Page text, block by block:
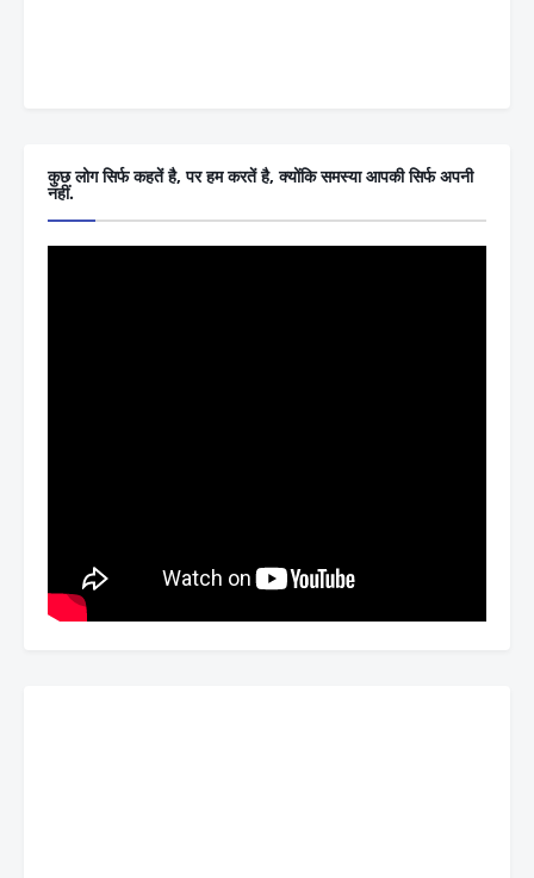
कुछ लोग सिर्फ कहतें है, पर हम करतें है, क्योंकि समस्या आपकी सिर्फ अपनी
नहीं.